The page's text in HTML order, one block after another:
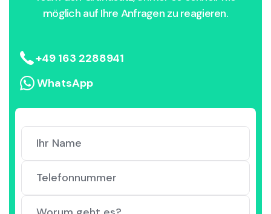
möglich auf Ihre Anfragen zu reagieren.
+49 163 2288941
WhatsApp